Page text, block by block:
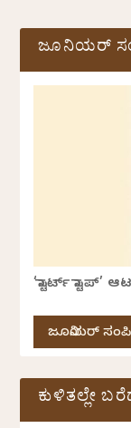
ಜೂನಿಯರ್
‘ಸ್ಟಾರ್ಟ್
ಜೂನಿಯರ್
ಕುಳಿತಲ್ಲೇ